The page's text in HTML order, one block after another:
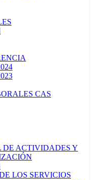
CAS
DE ACTIVIDADES Y
LOS SERVICIOS